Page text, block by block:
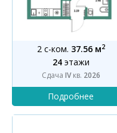
2 с-ком. 37.56 м2
24этажи
Сдача IVкв. 2026